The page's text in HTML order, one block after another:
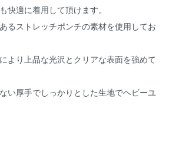
快適に着用して頂けます。
るストレッチポンチの素材を使用してお
より上品な光沢とクリアな表面を強めて
い厚手でしっかりとした生地でヘビーユ